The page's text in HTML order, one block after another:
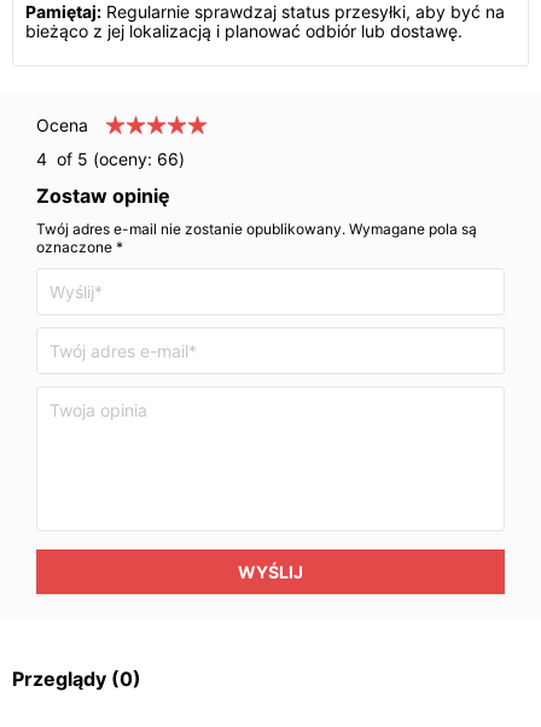
Pamiętaj: Regularnie sprawdzaj status przesyłki, aby być na
bieżąco z jej lokalizacją i planować odbiór lub dostawę.
Ocena
4 of 5 (oceny: 66)
Zostaw opinię
Twój adres e-mail nie zostanie opublikowany. Wymagane pola są
oznaczone *
WYŚLIJ
Przeglądy (0)